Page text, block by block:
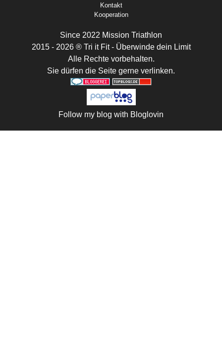
Kontakt
Kooperation
Since 2022 Mission Triathlon
2015 - 2026 ® Tri it Fit - Überwinde dein Limit
Alle Rechte vorbehalten.
Sie dürfen die Seite gerne verlinken.
Follow my blog with Bloglovin